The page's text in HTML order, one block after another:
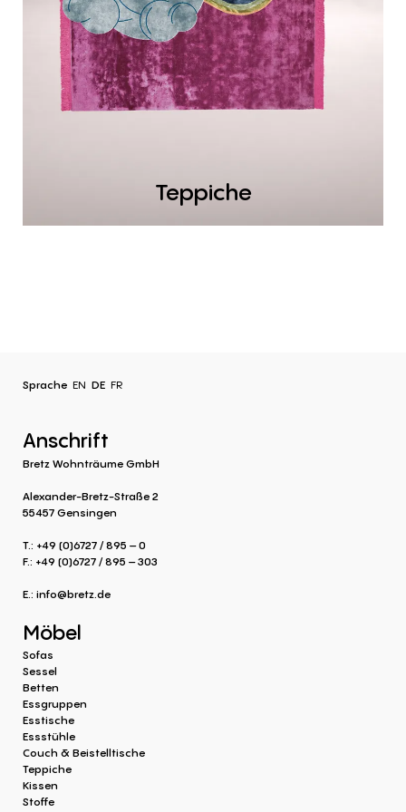
Teppiche
Sprache EN DE FR
Anschrift
Bretz Wohnträume GmbH
Alexander-Bretz-Straße 2
55457 Gensingen
T.: +49 (0)6727 / 895 – 0
F.: +49 (0)6727 / 895 – 303
E.: info@bretz.de
Möbel
Sofas
Sessel
Betten
Essgruppen
Esstische
Essstühle
Couch & Beistelltische
Teppiche
Kissen
Stoffe